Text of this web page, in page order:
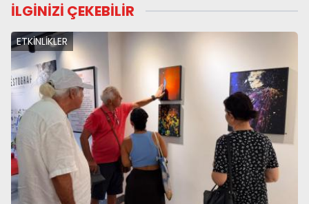
İLGİNİZİ ÇEKEBİLİR
ETKİNLİKLER